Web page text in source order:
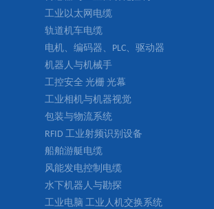
工业以太网电缆
轨道机车电缆
电机、编码器、PLC、驱动器
机器人与机械手
工控安全 光栅 光幕
工业相机与机器视觉
包装与物流系统
RFID 工业射频识别设备
船舶游艇电缆
风能发电控制电缆
水下机器人与勘探
工业电脑 工业人机交换系统